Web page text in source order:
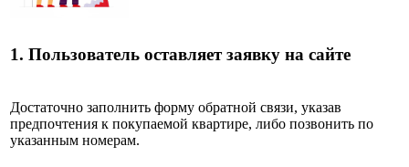
1. Пользователь оставляет заявку на сайте
Достаточно заполнить форму обратной связи, указав
предпочтения к покупаемой квартире, либо позвонить по
указанным номерам.